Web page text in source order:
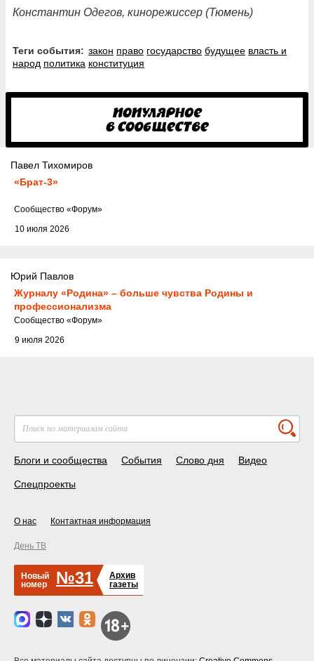
Константин Одегов, кинорежиссер (Тюмень)
Теги события: закон право государство будущее власть и
народ политика конституция
Павел Тихомиров
«Брат-3»
10 июля 2026
Cообщество «Форум»
Юрий Павлов
Журналу «Родина» – больше чувства Родины и
профессионализма
9 июля 2026
Cообщество «Форум»
Блоги и сообщества События Слово дня Видео
Спецпроекты
О нас Контактная информация
День ТВ
Новый
номер
№31
Архив
газеты